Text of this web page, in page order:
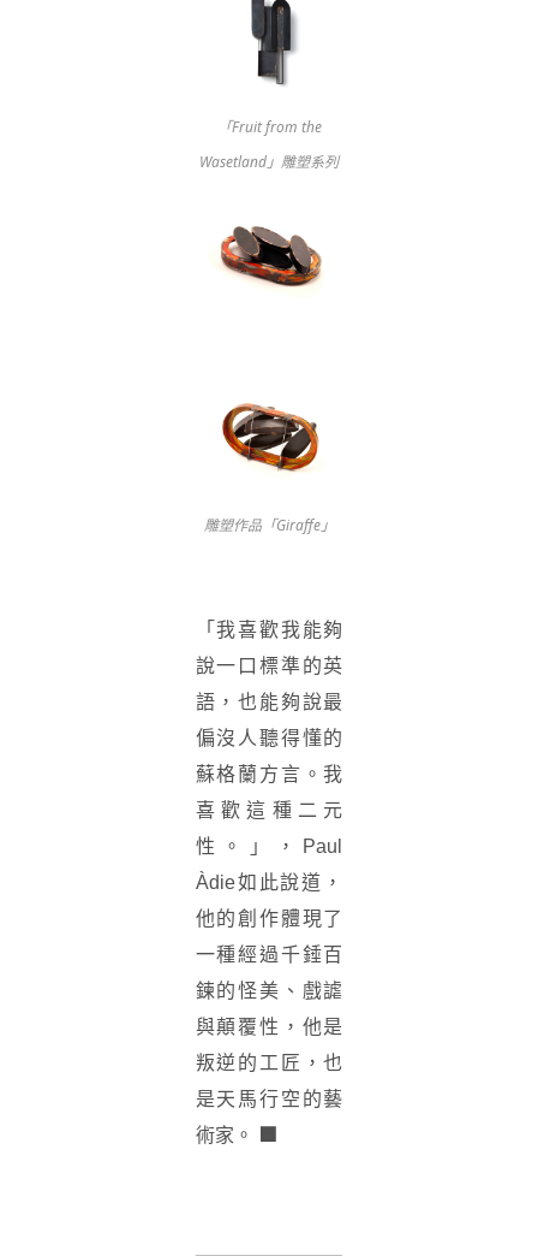
「Fruit from the
Wasetland」雕塑系列
雕塑作品「Giraffe」
「我喜歡我能夠
說一口標準的英
語，也能夠說最
偏沒人聽得懂的
蘇格蘭方言。我
喜歡這種二元
性。」，Paul
Àdie如此說道，
他的創作體現了
一種經過千錘百
鍊的怪美、戲謔
與顛覆性，他是
叛逆的工匠，也
是天馬行空的藝
術家。
■